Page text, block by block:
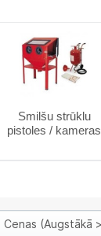
Smilšu strūklu
pistoles / kameras